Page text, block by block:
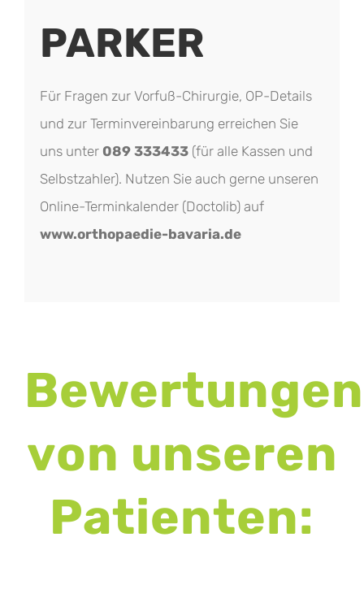
PARKER
Für Fragen zur Vorfuß-Chirurgie, OP-Details
und zur Terminvereinbarung erreichen Sie
uns unter 089 333433 (für alle Kassen und
Selbstzahler). Nutzen Sie auch gerne unseren
Online-Terminkalender (Doctolib) auf
www.orthopaedie-bavaria.de
Bewertungen
von unseren
Patienten: